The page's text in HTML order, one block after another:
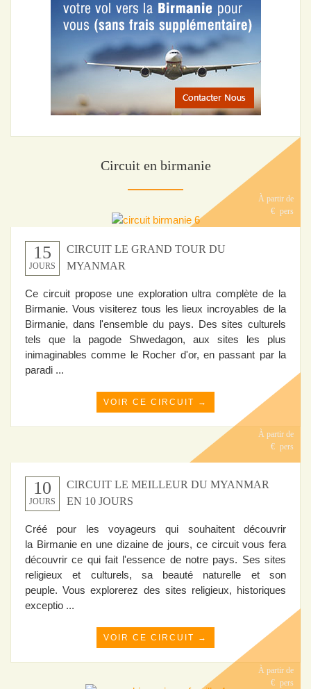
Circuit en birmanie
À partir de
€ pers
15
JOURS
CIRCUIT LE GRAND TOUR DU
MYANMAR
Ce circuit propose une exploration ultra complète de la
Birmanie. Vous visiterez tous les lieux incroyables de la
Birmanie, dans l'ensemble du pays. Des sites culturels
tels que la pagode Shwedagon, aux sites les plus
inimaginables comme le Rocher d'or, en passant par la
paradi ...
VOIR CE CIRCUIT →
À partir de
€ pers
10
JOURS
CIRCUIT LE MEILLEUR DU MYANMAR
EN 10 JOURS
Créé pour les voyageurs qui souhaitent découvrir
la Birmanie en une dizaine de jours, ce circuit vous fera
découvrir ce qui fait l'essence de notre pays. Ses sites
religieux et culturels, sa beauté naturelle et son
peuple. Vous explorerez des sites religieux, historiques
exceptio ...
VOIR CE CIRCUIT →
À partir de
€ pers